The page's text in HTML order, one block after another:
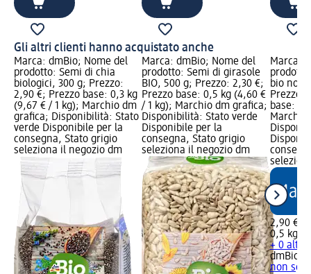
Gli altri clienti hanno acquistato anche
Marca: dmBio; Nome del
prodotto: Semi di chia
biologici, 300 g; Prezzo:
2,90 €; Prezzo base: 0,3 kg
(9,67 € / 1 kg); Marchio dm
grafica; Disponibilità: Stato
verde Disponibile per la
consegna, Stato grigio
seleziona il negozio dm
Marca: dmBio; Nome del
prodotto: Semi di girasole
BIO, 500 g; Prezzo: 2,30 €;
Prezzo base: 0,5 kg (4,60 €
/ 1 kg); Marchio dm grafica;
Disponibilità: Stato verde
Disponibile per la
consegna, Stato grigio
seleziona il negozio dm
Marca:
bio non
Prezzo:
base:
Marchio
2,90 €
0,5 kg
+ 0 altre
dmBio
non